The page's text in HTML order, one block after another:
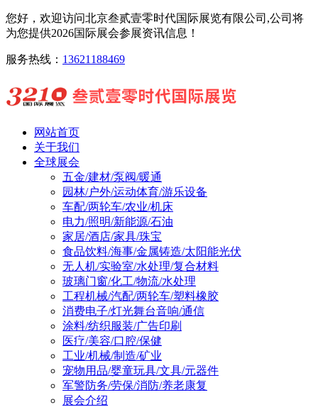
您好，欢迎访问北京叁贰壹零时代国际展览有限公司,公司将
为您提供2026国际展会参展资讯信息！
服务热线： 13621188469
网站首页
关于我们
全球展会
五金/建材/泵阀/暖通
园林/户外/运动体育/游乐设备
车配/两轮车/农业/机床
电力/照明/新能源/石油
家居/酒店/家具/珠宝
食品饮料/海事/金属铸造/太阳能光伏
无人机/实验室/水处理/复合材料
玻璃门窗/化工/物流/水处理
工程机械/汽配/两轮车/塑料橡胶
消费电子/灯光舞台音响/通信
涂料/纺织服装/广告印刷
医疗/美容/口腔/保健
工业/机械/制造/矿业
宠物用品/婴童玩具/文具/元器件
军警防务/劳保/消防/养老康复
展会介绍